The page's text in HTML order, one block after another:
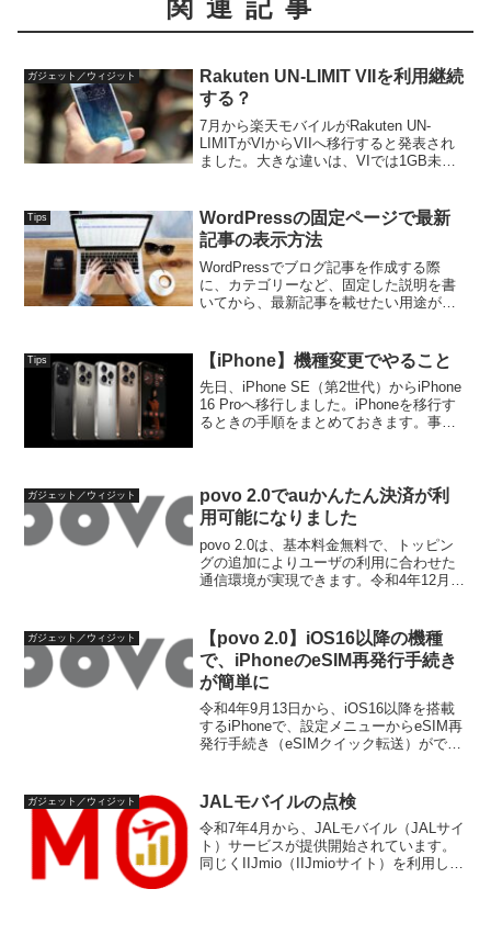
関連記事
ガジェット／ウィジット
Rakuten UN-LIMIT VIIを利用継続
する？
7月から楽天モバイルがRakuten UN-
LIMITがVIからVIIへ移行すると発表され
ました。大きな違いは、VIでは1GB未満
一律料金となったことです。V...
Tips
WordPressの固定ページで最新
記事の表示方法
WordPressでブログ記事を作成する際
に、カテゴリーなど、固定した説明を書
いてから、最新記事を載せたい用途があ
記事を表示するなどの作り方をまとめま
す。カテゴリーの場...
Tips 【iPhone】機種変更でやること
先日、iPhone SE（第2世代）からiPhone
16 Proへ移行しました。iPhoneを移行す
るときの手順をまとめておきます。事前
ガジェット／ウィジット
povo 2.0でauかんたん決済が利
用可能になりました
povo 2.0は、基本料金無料で、トッピン
グの追加によりユーザの利用に合わせた
通信環境が実現できます。令和4年12月20
ん決済とは？auかんたん決済は...
ガジェット／ウィジット
【povo 2.0】iOS16以降の機種
で、iPhoneのeSIM再発行手続き
が簡単に
令和4年9月13日から、iOS16以降を搭載
するiPhoneで、設定メニューからeSIM再
発行手続き（eSIMクイック転送）ができ
替えが簡単にできます。eS...
ガジェット／ウィジット JALモバイルの点検
令和7年4月から、JALモバイル（JALサイ
ト）サービスが提供開始されています。
同じくIIJmio（IIJmioサイト）を利用して